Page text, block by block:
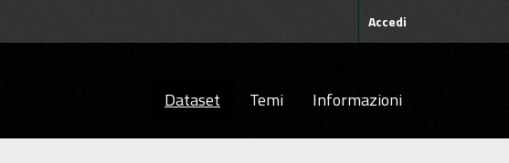
Accedi
Dataset Temi Informazioni